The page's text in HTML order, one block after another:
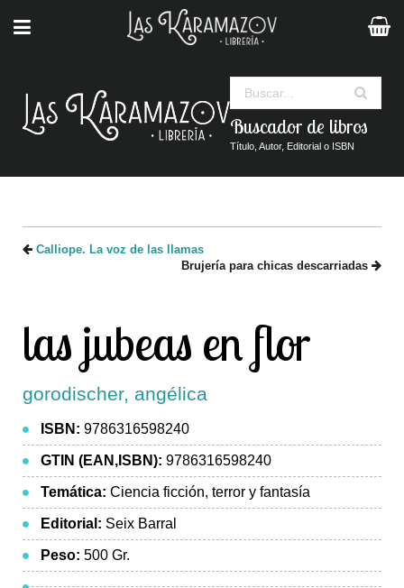
Buscador de libros
Título, Autor, Editorial o ISBN
Calliope. La voz de las llamas
Brujería para chicas descarriadas
las jubeas en flor
gorodischer, angélica
ISBN: 9786316598240
GTIN (EAN,ISBN): 9786316598240
Temática: Ciencia ficción, terror y fantasía
Editorial: Seix Barral
Peso: 500 Gr.